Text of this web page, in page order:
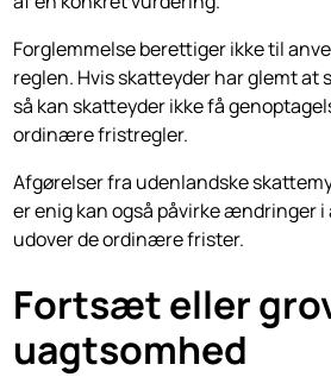
Forglemmelse berettiger ikke til
reglen. Hvis skatteyder har glemt at
så kan skatteyder ikke få
ordinære fristregler.
Afgørelser fra udenlandske
er enig kan også påvirke
udover de ordinære frister.
Fortsæt eller
uagtsomhed